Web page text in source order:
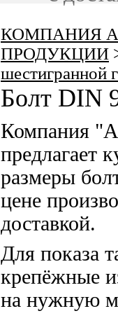
КОМПАНИЯ
ПРОДУКЦИИ
шестигранной
Болт DIN
Компания
предлагает
размеры
цене
доставкой.
Для показа
крепёжные
на нужную